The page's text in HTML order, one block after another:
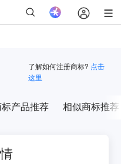
了解如何注册商标? 点击
这里
产品推荐 相似商标推荐